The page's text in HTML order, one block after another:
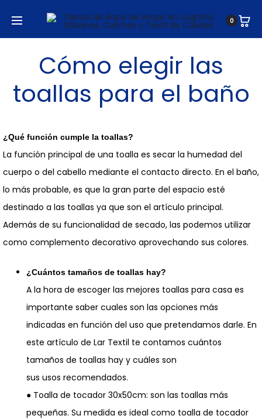
0
Cómo elegir las
toallas para el baño
¿Qué función cumple la toallas?
La función principal de una toalla es secar la humedad del
cuerpo o del cabello mediante el contacto directo. En el baño,
lo más probable, es que la gran parte del espacio esté
destinado a las toallas ya que son el artículo principal.
Además de su funcionalidad de secado, las podemos utilizar
como complemento decorativo aprovechando sus colores.
¿Cuántos tamaños de toallas hay?
A la hora de escoger las mejores toallas para casa es
importante saber cuales son las opciones más
indicadas en función del uso que pretendamos darle. En
este artículo de Lar Textil te contamos cuántos
tamaños de toallas hay y cuáles son
sus usos recomendados.
● Toalla de tocador 30x50cm: son las toallas más
pequeñas. Su medida es ideal como toalla de tocador